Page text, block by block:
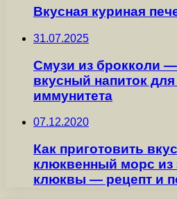
Вкусная куриная
31.07.2025
Смузи из брокколи
вкусный напиток
иммунитета
07.12.2020
Как приготовить
клюквенный морс из
клюквы — рецепт и